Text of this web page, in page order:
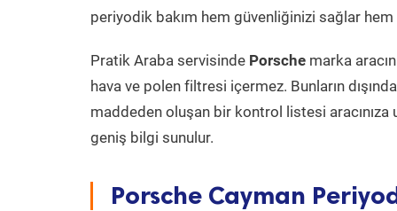
periyodik bakım hem güvenliğinizi sağlar hem
Pratik Araba servisinde Porsche marka
hava ve polen filtresi içermez. Bunların
maddeden oluşan bir kontrol listesi aracınıza
geniş bilgi sunulur.
Porsche Cayman